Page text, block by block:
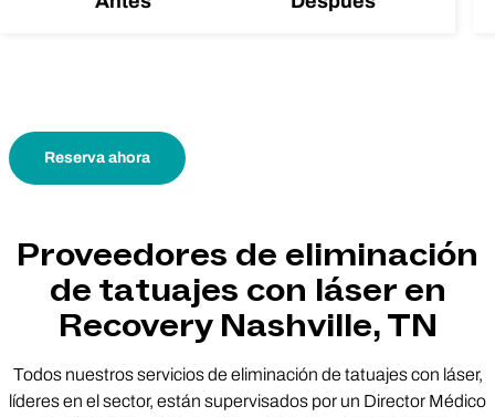
Reserva ahora
Proveedores de eliminación
de tatuajes con láser en
Recovery Nashville, TN
Todos nuestros servicios de eliminación de tatuajes con láser,
líderes en el sector, están supervisados por un Director Médico